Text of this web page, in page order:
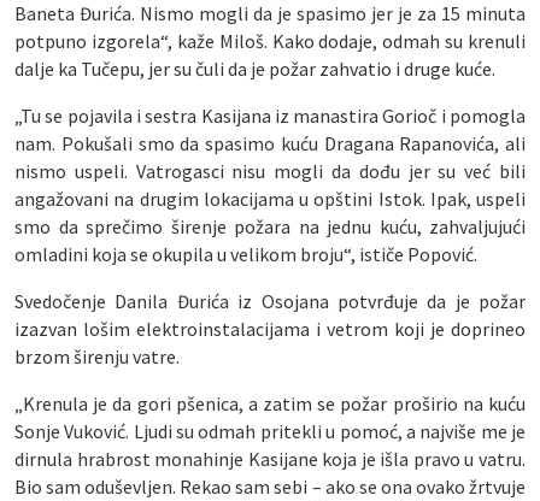
Baneta Đurića. Nismo mogli da je spasimo jer je za 15 minuta
potpuno izgorela“, kaže Miloš. Kako dodaje, odmah su krenuli
dalje ka Tučepu, jer su čuli da je požar zahvatio i druge kuće.
„Tu se pojavila i sestra Kasijana iz manastira Gorioč i pomogla
nam. Pokušali smo da spasimo kuću Dragana Rapanovića, ali
nismo uspeli. Vatrogasci nisu mogli da dođu jer su već bili
angažovani na drugim lokacijama u opštini Istok. Ipak, uspeli
smo da sprečimo širenje požara na jednu kuću, zahvaljujući
omladini koja se okupila u velikom broju“, ističe Popović.
Svedočenje Danila Đurića iz Osojana potvrđuje da je požar
izazvan lošim elektroinstalacijama i vetrom koji je doprineo
brzom širenju vatre.
„Krenula je da gori pšenica, a zatim se požar proširio na kuću
Sonje Vuković. Ljudi su odmah pritekli u pomoć, a najviše me je
dirnula hrabrost monahinje Kasijane koja je išla pravo u vatru.
Bio sam oduševljen. Rekao sam sebi – ako se ona ovako žrtvuje